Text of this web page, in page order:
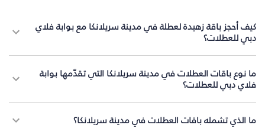
كيف أحجز باقة زهيدة لعطلة في مدينة سريلانكا مع بوابة فلاي
دبي للعطلات؟
ما نوع باقات العطلات في مدينة سريلانكا التي تقدّمها بوابة
فلاي دبي للعطلات؟
ما الذي تشمله باقات العطلات في مدينة سريلانكا؟